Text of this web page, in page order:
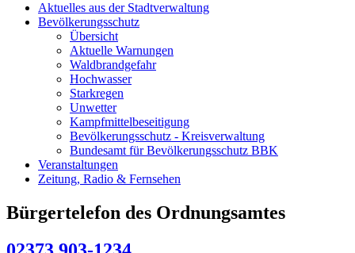
Aktuelles aus der Stadtverwaltung
Bevölkerungsschutz
Übersicht
Aktuelle Warnungen
Waldbrandgefahr
Hochwasser
Starkregen
Unwetter
Kampfmittelbeseitigung
Bevölkerungsschutz - Kreisverwaltung
Bundesamt für Bevölkerungsschutz BBK
Veranstaltungen
Zeitung, Radio & Fernsehen
Bürgertelefon des Ordnungsamtes